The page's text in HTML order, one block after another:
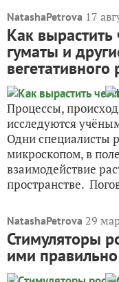
NatashaPetrova 17
Как
гуматы и
вегетативного
Процессы,
исследуются
Одни специалисты
микроскопом, в
взаимодействие
пространстве.
NatashaPetrova 29
Стимуляторы
ими